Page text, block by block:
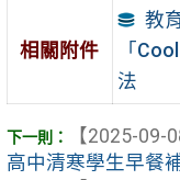
相關附件
教
「
法
【2025-09-
高中清寒學生早餐